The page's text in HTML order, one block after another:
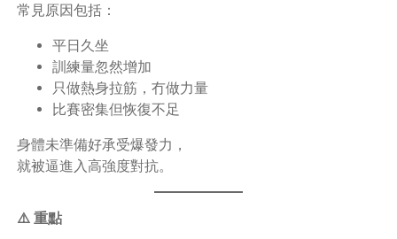
常見原因包括：
平日久坐
訓練量忽然增加
只做熱身拉筋，冇做力量
比賽密集但恢復不足
身體未準備好承受爆發力，
就被逼進入高強度對抗。
⚠️ 重點